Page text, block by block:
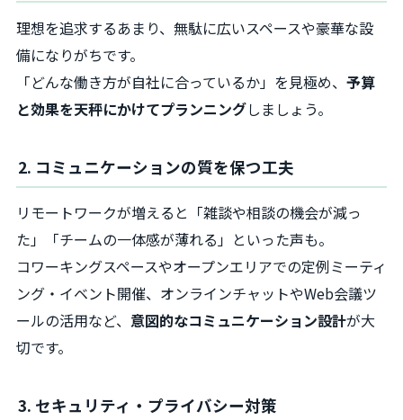
理想を追求するあまり、無駄に広いスペースや豪華な設
備になりがちです。
「どんな働き方が自社に合っているか」を見極め、 予算
と効果を天秤にかけてプランニングしましょう。
2. コミュニケーションの質を保つ工夫
リモートワークが増えると「雑談や相談の機会が減っ
た」「チームの一体感が薄れる」といった声も。
コワーキングスペースやオープンエリアでの定例ミーティ
ング・イベント開催、オンラインチャットやWeb会議ツ
ールの活用など、 意図的なコミュニケーション設計が大
切です。
3. セキュリティ・プライバシー対策